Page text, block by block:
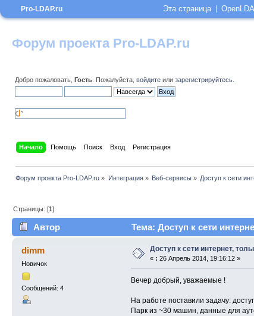
Форум проекта Pro-LDAP.ru
Добро пожаловать, Гость . Пожалуйста, войдите или зарегистрируйтесь
Начало Помощь Поиск Вход Регистрация
Форум проекта Pro-LDAP.ru » Интеграция» Веб-сервисы» Доступ к сети
Страницы: [1]
Автор Тема: Доступ к сети
dimm
Новичок
Сообщений: 4
Доступ к сети интернет,
« : 26 Апрель 2014, 19:16:12 »
Вечер добрый, уважаемые !
На работе поставили задачу:
Парк из ~30 машин, данные для
Pro-LDAP.ru Эта страница